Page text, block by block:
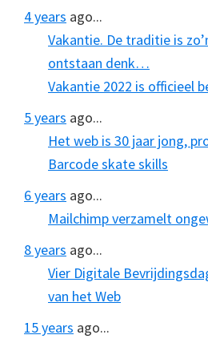
4 years ago...
Vakantie. De traditie is
ontstaan denk…
Vakantie 2022 is officieel
5 years ago...
Het web is 30 jaar jong,
Barcode skate skills
6 years ago...
Mailchimp verzamelt
8 years ago...
Vier Digitale
van het Web
15 years ago...